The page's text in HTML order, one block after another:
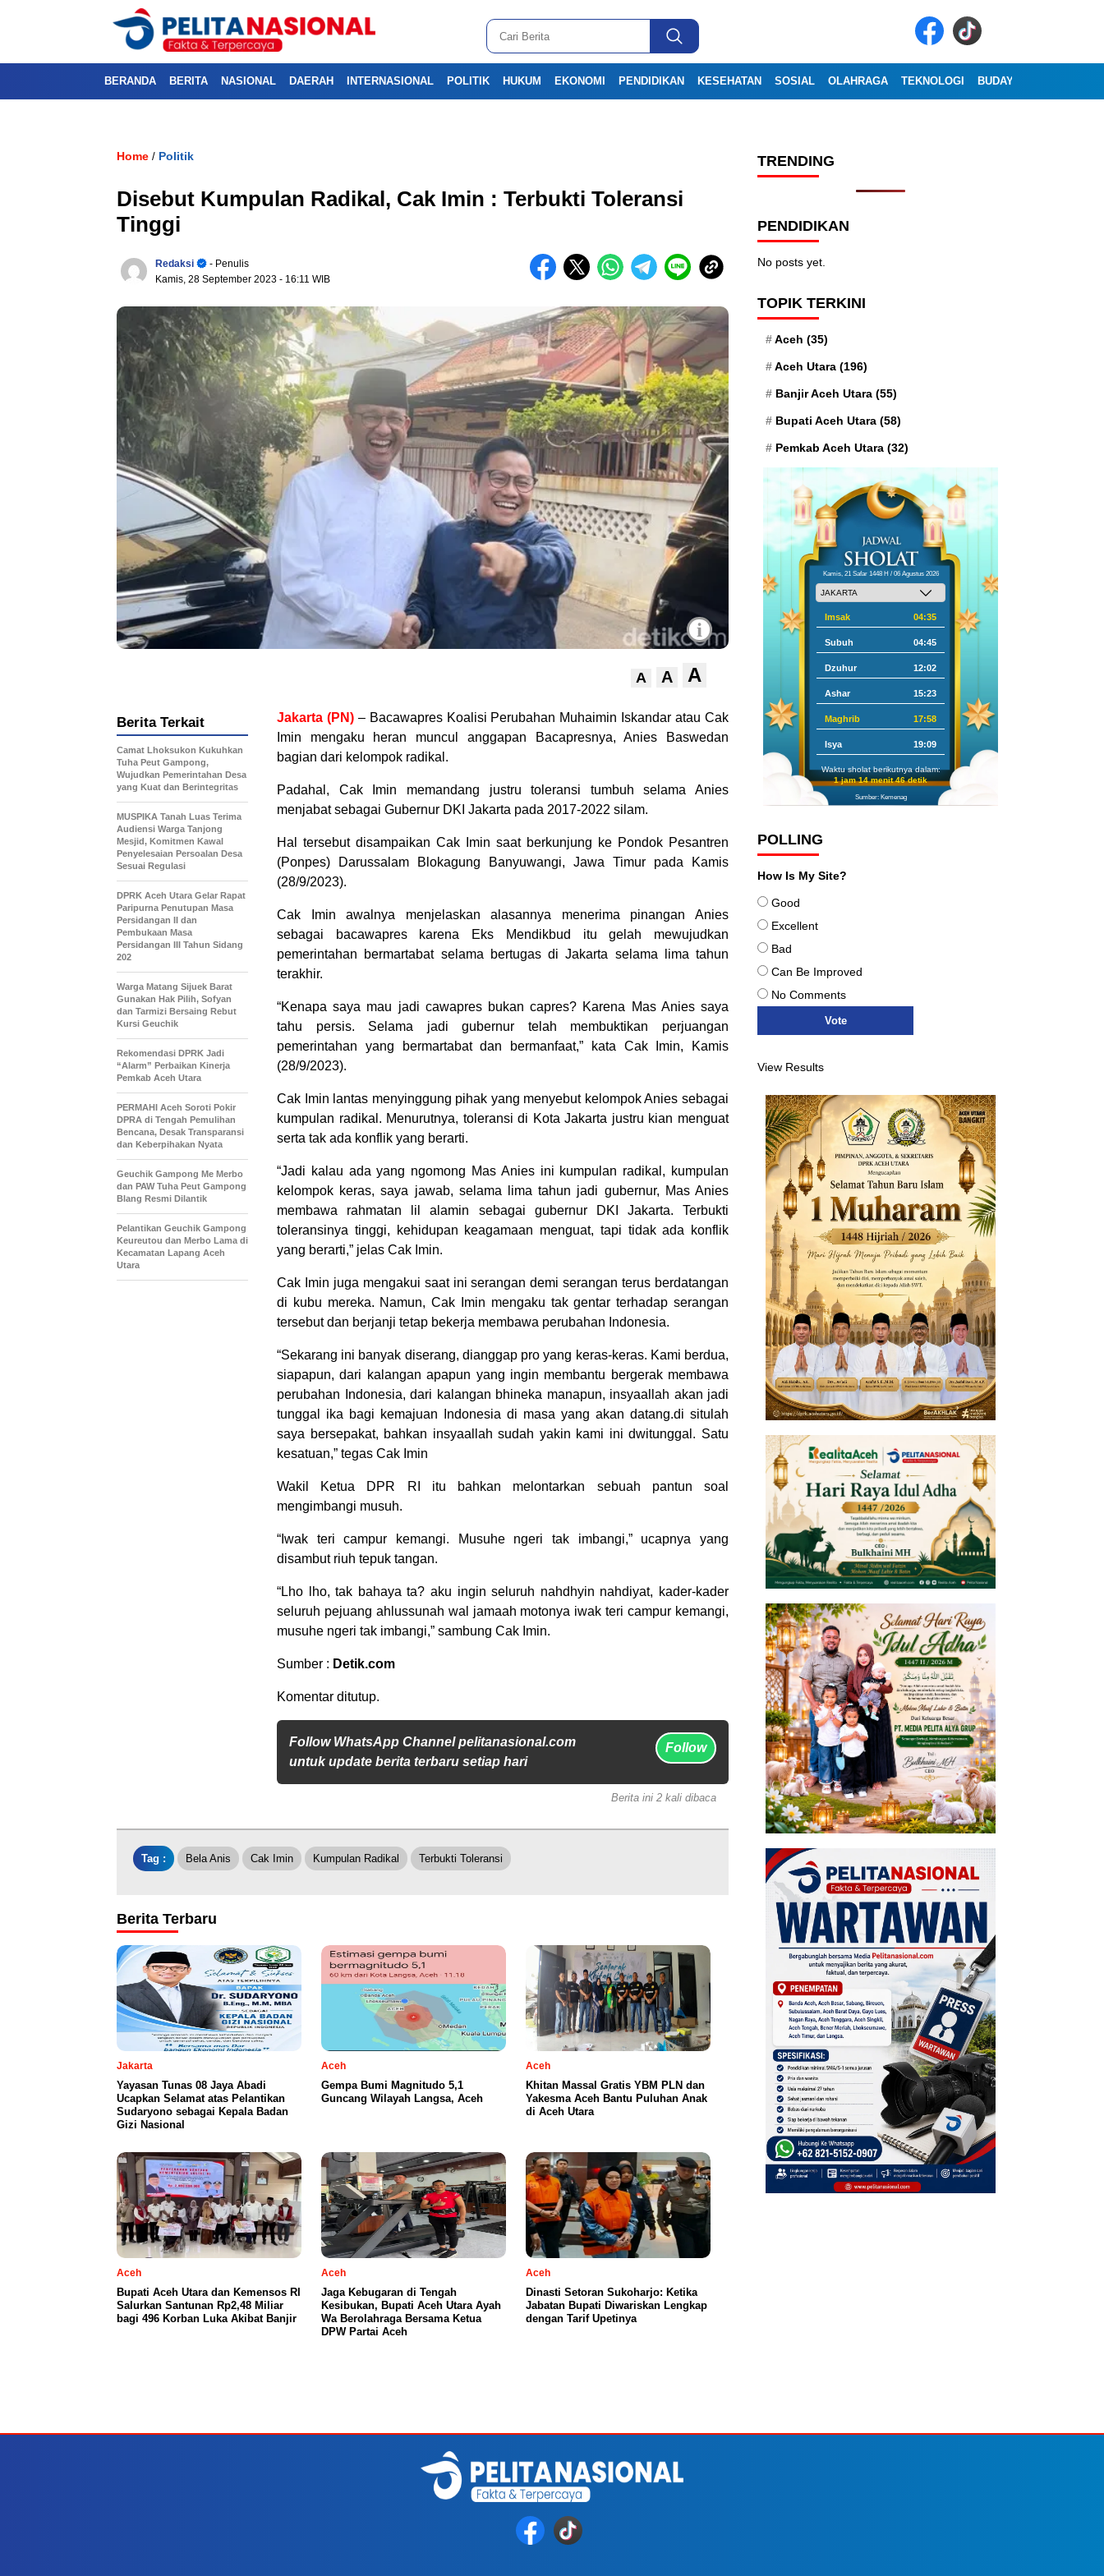
BERANDA BERITA NASIONAL DAERAH INTERNASIONAL POLITIK HUKUM EKONOMI PENDIDIKAN KESEHATAN SOSIAL OLAHRAGA TEKNOLOGI BUDAYA
Home / Politik
Disebut Kumpulan Radikal, Cak Imin : Terbukti Toleransi
Tinggi
Redaksi
- Penulis
Kamis, 28 September 2023 - 16:11 WIB
i
A A A
Jakarta (PN)– Bacawapres Koalisi Perubahan Muhaimin Iskandar atau Cak
Imin mengaku heran muncul anggapan Bacapresnya, Anies Baswedan
bagian dari kelompok radikal.
Padahal, Cak Imin memandang justru toleransi tumbuh selama Anies
menjabat sebagai Gubernur DKI Jakarta pada 2017-2022 silam.
Hal tersebut disampaikan Cak Imin saat berkunjung ke Pondok Pesantren
(Ponpes) Darussalam Blokagung Banyuwangi, Jawa Timur pada Kamis
(28/9/2023).
Cak Imin awalnya menjelaskan alasannya menerima pinangan Anies
sebagai bacawapres karena Eks Mendikbud itu gelah mewujudkan
pemerintahan bermartabat selama bertugas di Jakarta selama lima tahun
terakhir.
“Kenapa saya mau jadi cawapres bukan capres? Karena Mas Anies saya
tahu persis. Selama jadi gubernur telah membuktikan perjuangan
pemerintahan yang bermartabat dan bermanfaat,” kata Cak Imin, Kamis
(28/9/2023).
Cak Imin lantas menyinggung pihak yang menyebut kelompok Anies sebagai
kumpulan radikal. Menurutnya, toleransi di Kota Jakarta justru kian menguat
serta tak ada konflik yang berarti.
“Jadi kalau ada yang ngomong Mas Anies ini kumpulan radikal, kumpulan
kelompok keras, saya jawab, selama lima tahun jadi gubernur, Mas Anies
membawa rahmatan lil alamin sebagai gubernur DKI Jakarta. Terbukti
toleransinya tinggi, kehidupan keagamaan menguat, tapi tidak ada konflik
yang berarti,” jelas Cak Imin.
Cak Imin juga mengakui saat ini serangan demi serangan terus berdatangan
di kubu mereka. Namun, Cak Imin mengaku tak gentar terhadap serangan
tersebut dan berjanji tetap bekerja membawa perubahan Indonesia.
“Sekarang ini banyak diserang, dianggap pro yang keras-keras. Kami berdua,
siapapun, dari kalangan apapun yang ingin membantu bergerak membawa
perubahan Indonesia, dari kalangan bhineka manapun, insyaallah akan jadi
tunggal ika bagi kemajuan Indonesia di masa yang akan datang.di situlah
saya bersepakat, bahkan insyaallah sudah yakin kami ini dwitunggal. Satu
kesatuan,” tegas Cak Imin
Wakil Ketua DPR RI itu bahkan melontarkan sebuah pantun soal
mengimbangi musuh.
“Iwak teri campur kemangi. Musuhe ngeri tak imbangi,” ucapnya yang
disambut riuh tepuk tangan.
“Lho lho, tak bahaya ta? aku ingin seluruh nahdhyin nahdiyat, kader-kader
seluruh pejuang ahlussunah wal jamaah motonya iwak teri campur kemangi,
musuhe ngeri tak imbangi,” sambung Cak Imin.
Sumber : Detik.com
Komentar ditutup.
Follow WhatsApp Channel pelitanasional.com
untuk update berita terbaru setiap hari
Follow
Berita Terkait
Camat Lhoksukon Kukuhkan
Tuha Peut Gampong,
Wujudkan Pemerintahan Desa
yang Kuat dan Berintegritas
MUSPIKA Tanah Luas Terima
Audiensi Warga Tanjong
Mesjid, Komitmen Kawal
Penyelesaian Persoalan Desa
Sesuai Regulasi
DPRK Aceh Utara Gelar Rapat
Paripurna Penutupan Masa
Persidangan II dan
Pembukaan Masa
Persidangan III Tahun Sidang
202
Warga Matang Sijuek Barat
Gunakan Hak Pilih, Sofyan
dan Tarmizi Bersaing Rebut
Kursi Geuchik
Rekomendasi DPRK Jadi
“Alarm” Perbaikan Kinerja
Pemkab Aceh Utara
PERMAHI Aceh Soroti Pokir
DPRA di Tengah Pemulihan
Bencana, Desak Transparansi
dan Keberpihakan Nyata
Geuchik Gampong Me Merbo
dan PAW Tuha Peut Gampong
Blang Resmi Dilantik
Pelantikan Geuchik Gampong
Keureutou dan Merbo Lama di
Kecamatan Lapang Aceh
Utara
Berita ini 2 kali dibaca
Tag : Bela Anis Cak Imin Kumpulan Radikal Terbukti Toleransi
Berita Terbaru
Jakarta
Yayasan Tunas 08 Jaya Abadi
Ucapkan Selamat atas Pelantikan
Sudaryono sebagai Kepala Badan
Gizi Nasional
Aceh
Gempa Bumi Magnitudo 5,1
Guncang Wilayah Langsa, Aceh
Aceh
Khitan Massal Gratis YBM PLN dan
Yakesma Aceh Bantu Puluhan Anak
di Aceh Utara
Aceh
Bupati Aceh Utara dan Kemensos RI
Salurkan Santunan Rp2,48 Miliar
bagi 496 Korban Luka Akibat Banjir
Aceh
Jaga Kebugaran di Tengah
Kesibukan, Bupati Aceh Utara Ayah
Wa Berolahraga Bersama Ketua
DPW Partai Aceh
Aceh
Dinasti Setoran Sukoharjo: Ketika
Jabatan Bupati Diwariskan Lengkap
dengan Tarif Upetinya
TRENDING
PENDIDIKAN
No posts yet.
TOPIK TERKINI
Aceh (35)
Aceh Utara (196)
Banjir Aceh Utara (55)
Bupati Aceh Utara (58)
Pemkab Aceh Utara (32)
Kamis, 21 Safar 1448 H / 06 Agustus 2026
Imsak 04:35
Subuh 04:45
Dzuhur 12:02
Ashar 15:23
Maghrib 17:58
Isya 19:09
Waktu sholat berikutnya dalam:
1 jam 14 menit 45 detik
Sumber: Kemenag
POLLING
How Is My Site?
Good
Excellent
Bad
Can Be Improved
No Comments
View Results